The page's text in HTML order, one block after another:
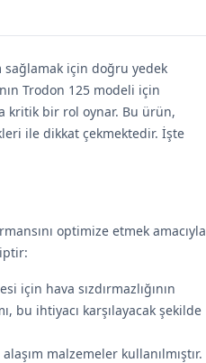
sağlamak için doğru yedek
Trodon 125 modeli için
kritik bir rol oynar. Bu ürün,
ile dikkat çekmektedir. İşte
optimize etmek amacıyla
için hava sızdırmazlığının
bu ihtiyacı karşılayacak şekilde
malzemeler kullanılmıştır.